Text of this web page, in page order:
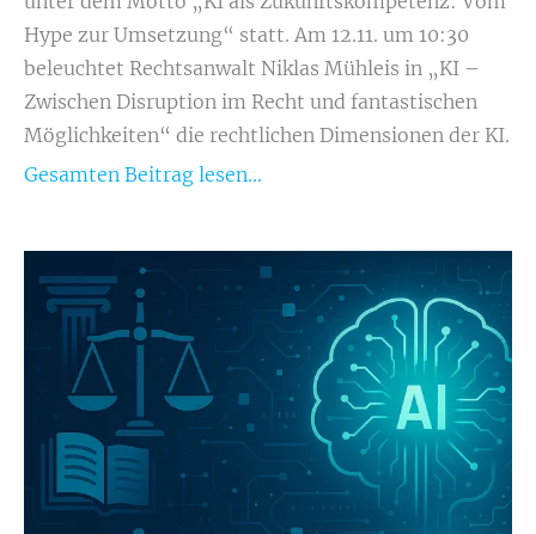
Hype zur Umsetzung“ statt. Am 12.11. um 10:30
beleuchtet Rechtsanwalt Niklas Mühleis in „KI –
Zwischen Disruption im Recht und fantastischen
Möglichkeiten“ die rechtlichen Dimensionen der KI.
Gesamten Beitrag lesen...